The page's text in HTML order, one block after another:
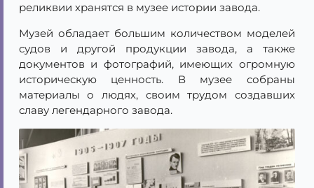
реликвии хранятся в музее истории завода.
Музей обладает большим количеством моделей
судов и другой продукции завода, а также
документов и фотографий, имеющих огромную
историческую ценность. В музее собраны
материалы о людях, своим трудом создавших
славу легендарного завода.